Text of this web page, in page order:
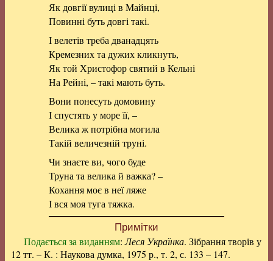
Як довгії вулиці в Майнці,
Повинні буть довгі такі.
І велетів треба дванадцять
Кремезних та дужих кликнуть,
Як той Христофор святий в Кельні
На Рейні, – такі мають буть.
Вони понесуть домовину
І спустять у море її, –
Велика ж потрібна могила
Такій величезній труні.
Чи знаєте ви, чого буде
Труна та велика й важка? –
Кохання моє в неї ляже
І вся моя туга тяжка.
Примітки
Подається за виданням:Леся Українка. Зібрання творів у
12 тт. – К. : Наукова думка, 1975 р., т. 2, с. 133 – 147.